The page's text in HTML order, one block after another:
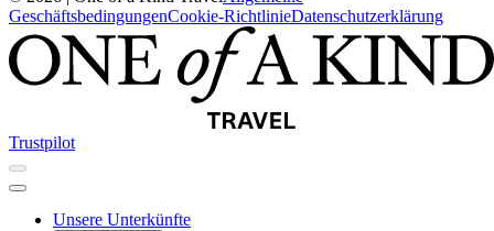
GeschäftsbedingungenCookie-RichtlinieDatenschutzerklärung
Trustpilot
Unsere Unterkünfte